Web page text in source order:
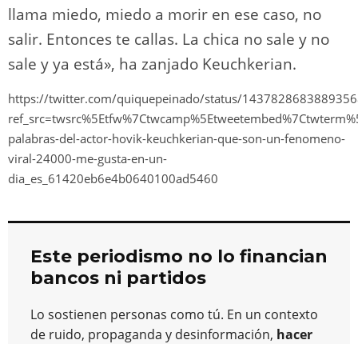
llama miedo, miedo a morir en ese caso, no
salir. Entonces te callas. La chica no sale y no
sale y ya está», ha zanjado Keuchkerian.
https://twitter.com/quiquepeinado/status/
palabras-del-actor-hovik-keuchkerian-que-son-un-fenomeno-
viral-24000-me-gusta-en-un-
dia_es_61420eb6e4b0640100ad5460
Este periodismo no lo financian
bancos ni partidos
Lo sostienen personas como tú. En un contexto
de ruido, propaganda y desinformación, hacer